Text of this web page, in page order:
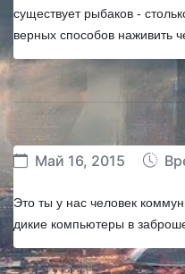
существует рыбаков -
верных способов наживить
Май 16, 2015
Это ты у нас человек
дикие компьютеры в